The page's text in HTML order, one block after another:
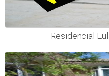
Residencial